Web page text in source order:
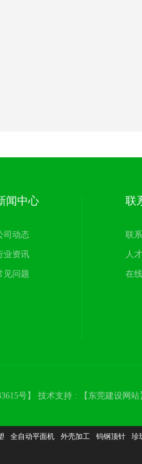
闻中心
司动态
业资讯
见问题
联
联
人
在
号】 技术支持 : 【 东莞建设网站
全自动平面机 外壳加工 钨钢顶针 珍